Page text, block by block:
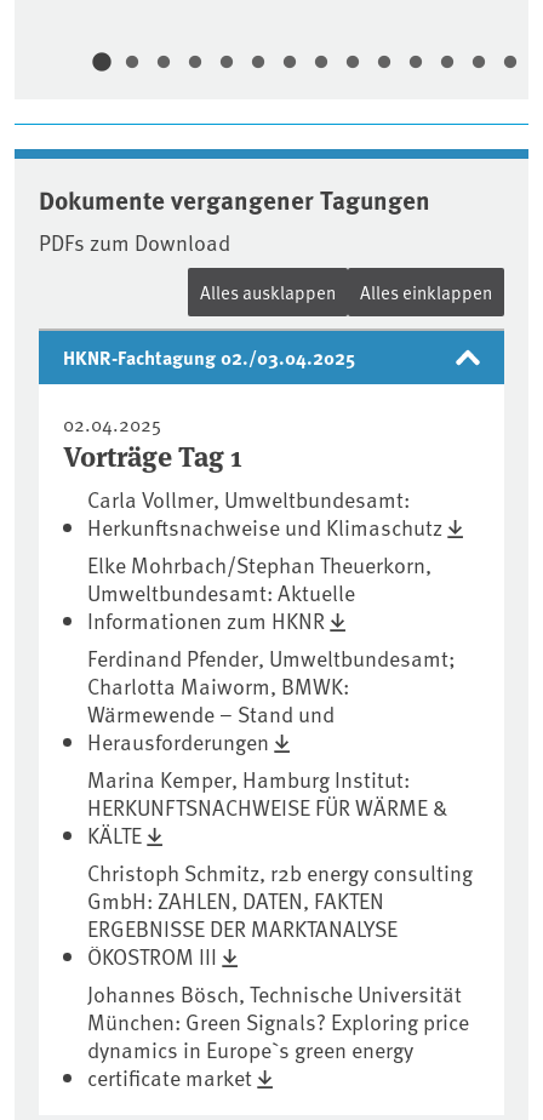
Dokumente vergangener Tagungen
PDFs zum Download
Alles ausklappen Alles einklappen
HKNR-Fachtagung 02./03.04.2025
02.04.2025
Vorträge Tag 1
Carla Vollmer, Umweltbundesamt:
Herkunftsnachweise und Klimaschutz
Elke Mohrbach/Stephan Theuerkorn,
Umweltbundesamt: Aktuelle
Informationen zum HKNR
Ferdinand Pfender, Umweltbundesamt;
Charlotta Maiworm, BMWK:
Wärmewende – Stand und
Herausforderungen
Marina Kemper, Hamburg Institut:
HERKUNFTSNACHWEISE FÜR WÄRME &
KÄLTE
Christoph Schmitz, r2b energy consulting
GmbH: ZAHLEN, DATEN, FAKTEN
ERGEBNISSE DER MARKTANALYSE
ÖKOSTROM III
Johannes Bösch, Technische Universität
München: Green Signals? Exploring price
dynamics in Europe`s green energy
certificate market